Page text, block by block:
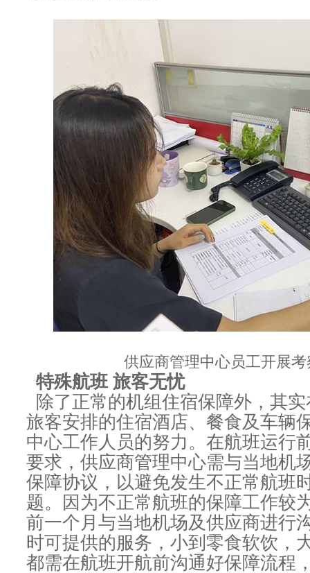
供应商管理中心员工开展
特殊航班 旅客无忧
除了正常的机组住宿保障外，其
旅客安排的住宿酒店、餐食及车辆
中心工作人员的努力。在航班运行
要求，供应商管理中心需与当地机
保障协议，以避免发生不正常航班
题。因为不正常航班的保障工作较
前一个月与当地机场及供应商进行
时可提供的服务，小到零食软饮，
都需在航班开航前沟通好保障流程